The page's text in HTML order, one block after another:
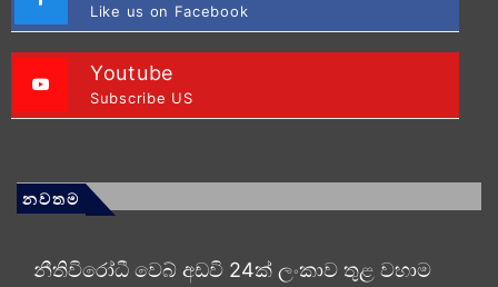
Like us on Facebook
Youtube
Subscribe US
නවතම
නීතිවිරෝධී වෙබ් අඩවි 24ක් ලංකාව තුළ වහාම